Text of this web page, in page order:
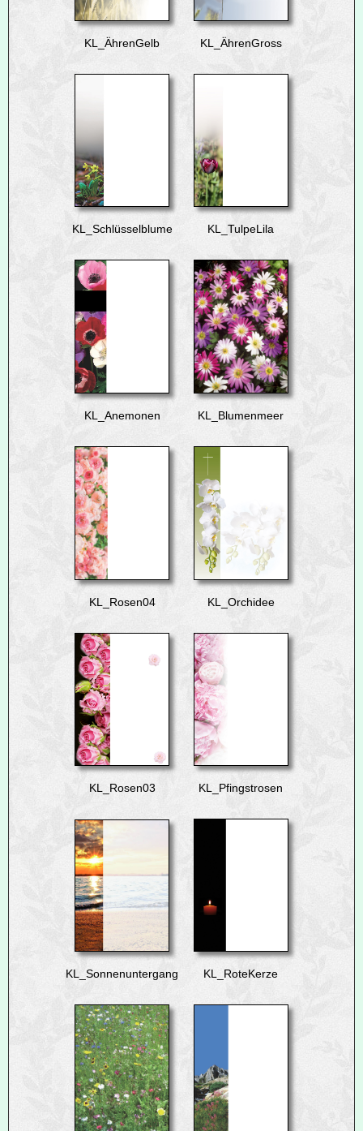
KL_ÄhrenGelb KL_ÄhrenGross
KL_Schlüsselblume KL_TulpeLila
KL_Anemonen KL_Blumenmeer
KL_Rosen04 KL_Orchidee
KL_Rosen03 KL_Pfingstrosen
KL_Sonnenuntergang KL_RoteKerze